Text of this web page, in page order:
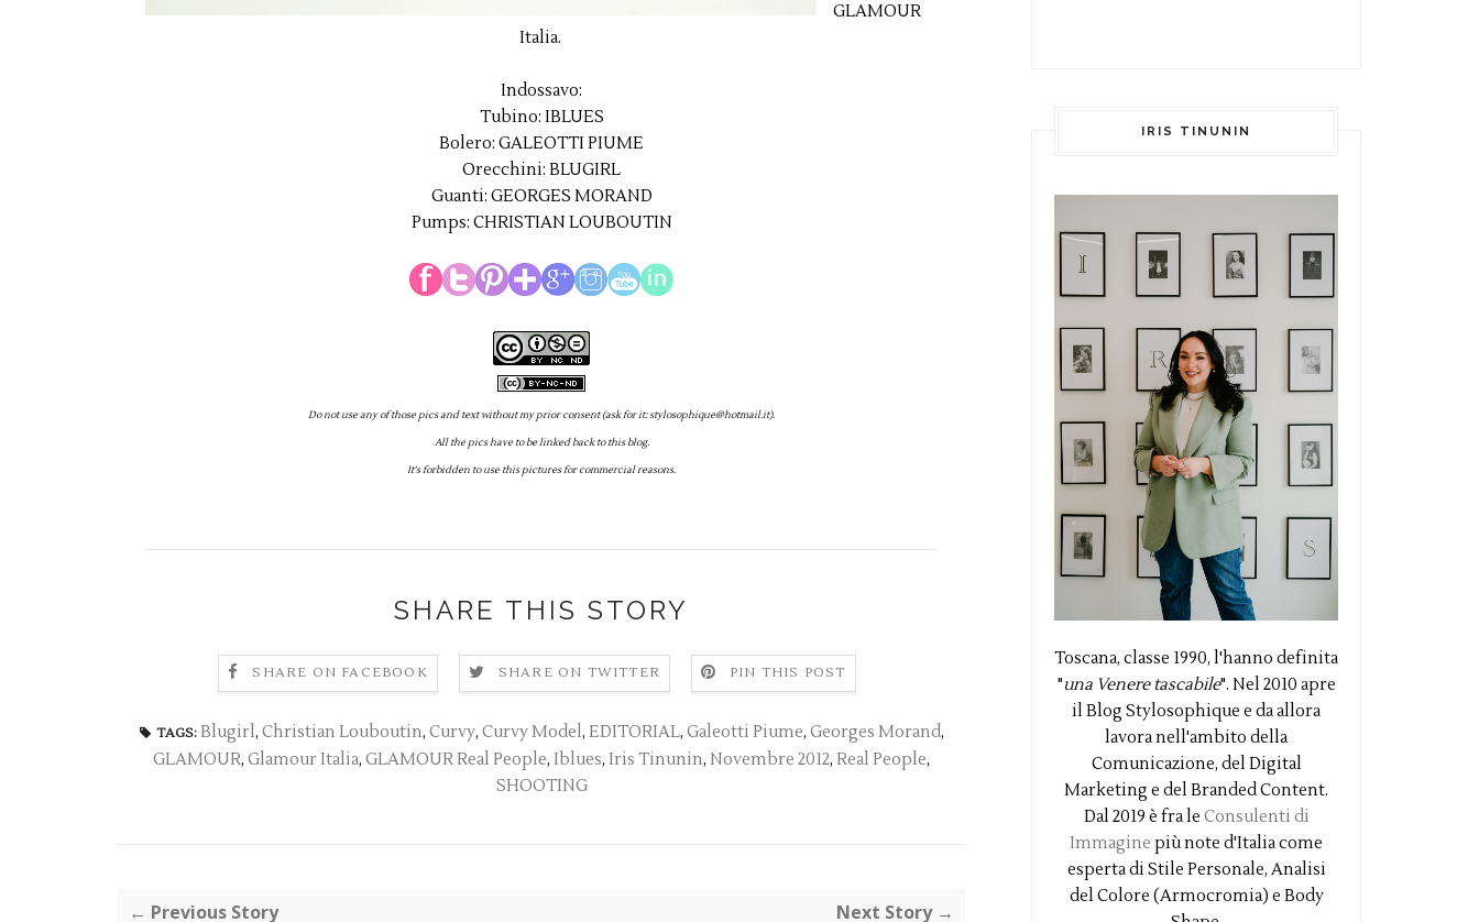
GLAMOUR
Italia.
Indossavo:
Tubino: IBLUES
Bolero: GALEOTTI PIUME
Orecchini: BLUGIRL
Guanti: GEORGES MORAND
Pumps: CHRISTIAN LOUBOUTIN
Do not use any of those pics and text without my prior consent (ask for it: stylosophique@hotmail.it).
All the pics have to be linked back to this blog.
It's forbidden to use this pictures for commercial reasons.
SHARE THIS STORY
SHARE ON FACEBOOK SHARE ON TWITTER PIN THIS POST
TAGS: Blugirl, Christian Louboutin, Curvy, Curvy Model, EDITORIAL, Galeotti Piume, Georges Morand,
GLAMOUR, Glamour Italia, GLAMOUR Real People, Iblues, Iris Tinunin, Novembre 2012, Real People,
SHOOTING
← Previous Story Next Story →
IRIS TINUNIN
Toscana, classe 1990, l'hanno definita
"una Venere tascabile". Nel 2010 apre
il Blog Stylosophique e da allora
lavora nell'ambito della
Comunicazione, del Digital
Marketing e del Branded Content.
Dal 2019 è fra le Consulenti di
Immagine più note d'Italia come
esperta di Stile Personale, Analisi
del Colore (Armocromia) e Body